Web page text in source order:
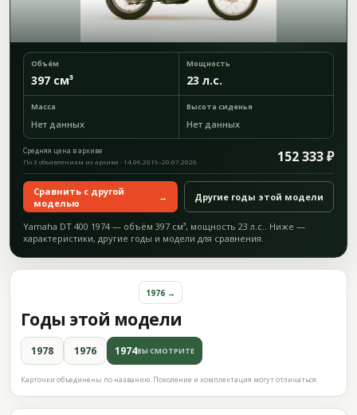
Объём
397 см³
Мощность
23 л.с.
Масса
Нет данных
Высота сиденья
Нет данных
Средняя цена в архиве 152 333 ₽
По 3 объявлениям из архива · 14.06.2019–20.07.2026
Сравнить с другой
моделью
→ Другие годы этой модели
Yamaha DT 400 1974 — объём 397 см³, мощность 23 л.с.. Ниже —
характеристики, другие годы и модели для сравнения.
Годы этой модели
1976 →
1978 1976 1974ВЫ СМОТРИТЕ
Карточки объединены по названию. Поколение и комплектация могут отличаться.